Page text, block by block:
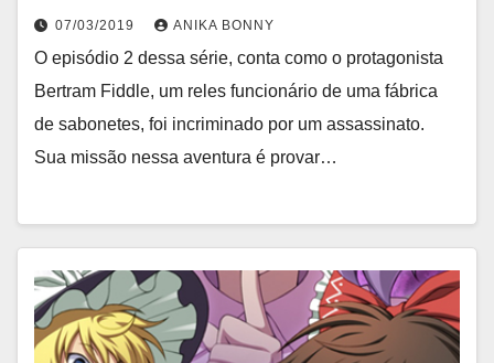
07/03/2019 ANIKA BONNY
O episódio 2 dessa série, conta como o protagonista
Bertram Fiddle, um reles funcionário de uma fábrica
de sabonetes, foi incriminado por um assassinato.
Sua missão nessa aventura é provar…